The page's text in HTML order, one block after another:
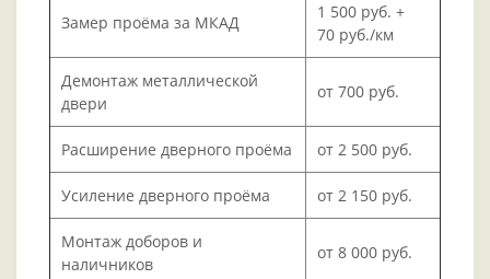
Замер проёма за МКАД
1 500 руб. +
70 руб./км
Демонтаж металлической
двери
от 700 руб.
Расширение дверного проёма от 2 500 руб.
Усиление дверного проёма от 2 150 руб.
Монтаж доборов и
наличников
от 8 000 руб.